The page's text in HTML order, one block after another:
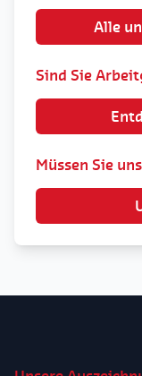
Alle
Sind Sie
Müssen Sie